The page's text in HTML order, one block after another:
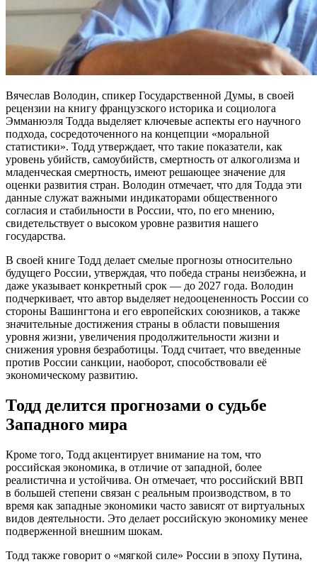
Вячеслав Володин, спикер Государственной Думы, в своей
рецензии на книгу французского историка и социолога
Эмманюэля Тодда выделяет ключевые аспекты его научного
подхода, сосредоточенного на концепции «моральной
статистики». Тодд утверждает, что такие показатели, как
уровень убийств, самоубийств, смертность от алкоголизма и
младенческая смертность, имеют решающее значение для
оценки развития стран. Володин отмечает, что для Тодда эти
данные служат важными индикаторами общественного
согласия и стабильности в России, что, по его мнению,
свидетельствует о высоком уровне развития нашего
государства.
В своей книге Тодд делает смелые прогнозы относительно
будущего России, утверждая, что победа страны неизбежна, и
даже указывает конкретный срок — до 2027 года. Володин
подчеркивает, что автор выделяет недооцененность России со
стороны Вашингтона и его европейских союзников, а также
значительные достижения страны в области повышения
уровня жизни, увеличения продолжительности жизни и
снижения уровня безработицы. Тодд считает, что введенные
против России санкции, наоборот, способствовали её
экономическому развитию.
Тодд делится прогнозами о судьбе
Западного мира
Кроме того, Тодд акцентирует внимание на том, что
российская экономика, в отличие от западной, более
реалистична и устойчива. Он отмечает, что российский ВВП
в большей степени связан с реальным производством, в то
время как западные экономики часто зависят от виртуальных
видов деятельности. Это делает российскую экономику менее
подверженной внешним шокам.
Тодд также говорит о «мягкой силе» России в эпоху Путина,